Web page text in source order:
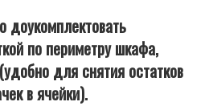
по периметру шкафа,
для снятия остатков
в ячейки).